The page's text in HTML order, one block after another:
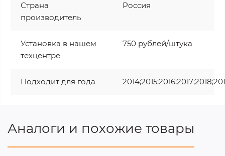
Страна
производитель
Россия
Установка в нашем
техцентре
750 рублей/штука
Подходит для года
Аналоги и похожие товары